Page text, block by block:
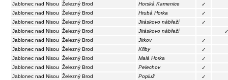
Jablonec nad Nisou
Železný Brod Horská Kamenice
✓
Jablonec nad Nisou
Železný Brod Hrubá Horka
✓
Jablonec nad Nisou
Železný Brod Jiráskovo nábřeží
✓
Jablonec nad Nisou
Železný Brod Jiráskovo nábřeží
✓
Jablonec nad Nisou
Železný Brod Jirkov
✓
Jablonec nad Nisou
Železný Brod Křiby
✓
Jablonec nad Nisou
Železný Brod Malá Horka
✓
Jablonec nad Nisou
Železný Brod Pelechov
✓
Jablonec nad Nisou
Železný Brod Popluž
✓